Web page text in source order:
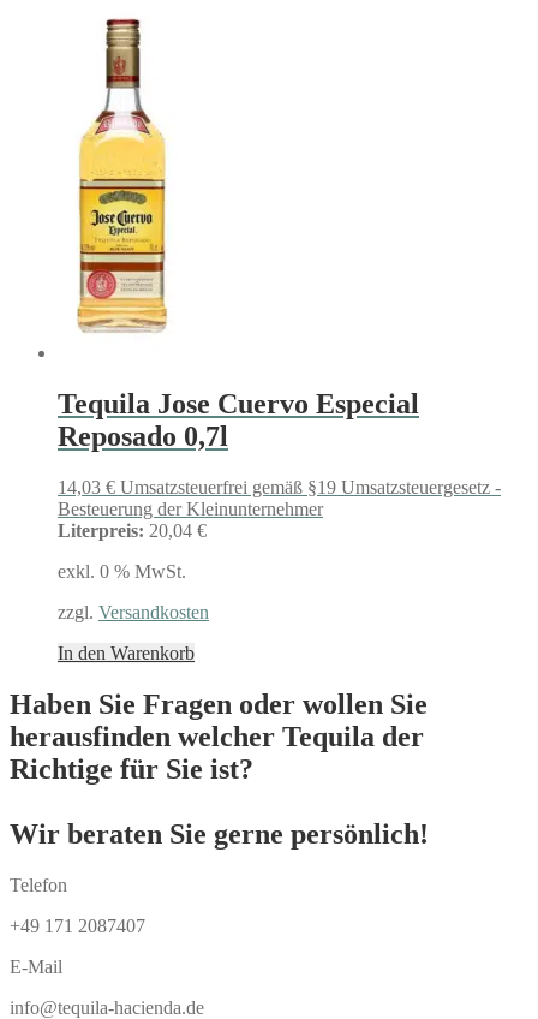
Tequila Jose Cuervo Especial
Reposado 0,7l
14,03 € Umsatzsteuerfrei gemäß §19 Umsatzsteuergesetz -
Besteuerung der Kleinunternehmer
Literpreis: 20,04 €
exkl. 0 % MwSt.
zzgl. Versandkosten
In den Warenkorb
Haben Sie Fragen oder wollen Sie
herausfinden welcher Tequila der
Richtige für Sie ist?
Wir beraten Sie gerne persönlich!
Telefon
+49 171 2087407
E-Mail
info@tequila-hacienda.de